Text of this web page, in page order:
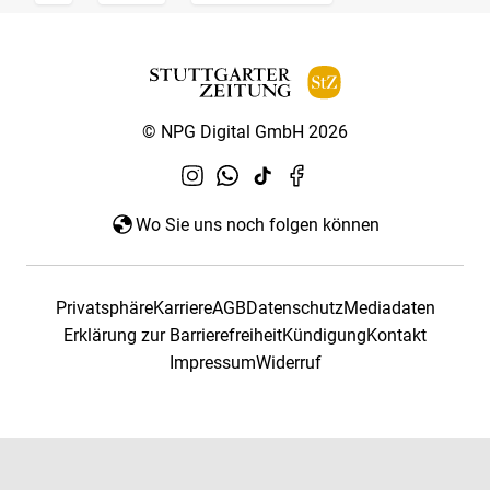
© NPG Digital GmbH 2026
Wo Sie uns noch folgen können
PrivatsphäreKarriereAGBDatenschutzMediadaten
Erklärung zur BarrierefreiheitKündigungKontakt
ImpressumWiderruf